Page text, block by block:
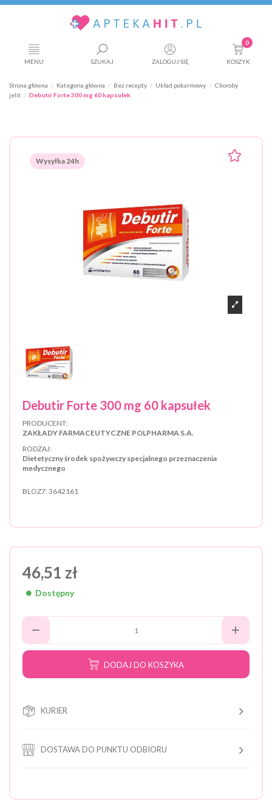
MENU SZUKAJ ZALOGUJ SIĘ
0
KOSZYK
Strona główna Kategoria główna Bez recepty Układ pokarmowy
Choroby
jelit
Debutir Forte 300 mg 60 kapsułek
Wysyłka 24h
Debutir Forte 300 mg 60 kapsułek
PRODUCENT:
ZAKŁADY FARMACEUTYCZNE POLPHARMA S.A.
RODZAJ:
Dietetyczny środek spożywczy specjalnego przeznaczenia
medycznego
BLOZ7: 3642161
46,51 zł
Dostępny
DODAJ DO KOSZYKA
KURIER
DOSTAWA DO PUNKTU ODBIORU